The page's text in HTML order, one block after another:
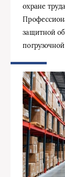
охране
защитной